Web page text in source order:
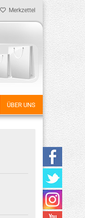
Merkzettel
ÜBER UNS